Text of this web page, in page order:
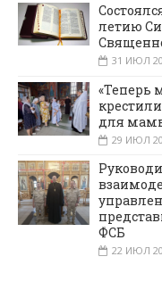
летию
31 ИЮЛ
«Теперь
для
29 ИЮЛ
ФСБ
22 ИЮЛ